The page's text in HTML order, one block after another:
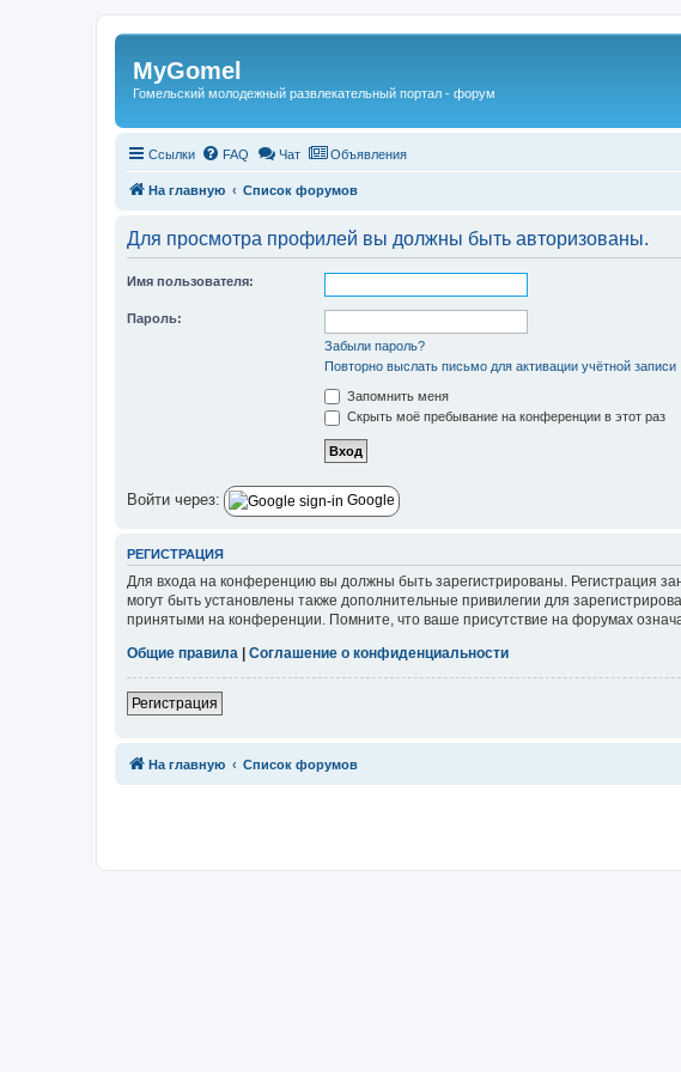
Регистрация
MyGomel
Гомельский молодежный развлекательный портал - форум
Ссылки FAQ Чат Объявления
На главную Список форумов
Для просмотра профилей вы должны быть авторизованы.
Имя пользователя:
Пароль:
Забыли пароль?
Повторно выслать письмо для активации учётной записи
Запомнить меня
Скрыть моё пребывание на конференции в этот раз
Войти через: Google
РЕГИСТРАЦИЯ
Для входа на конференцию вы должны быть зарегистрированы. Регистрация
могут быть установлены также дополнительные привилегии для
принятыми на конференции. Помните, что ваше присутствие на форумах
Общие правила
Соглашение о конфиденциальности
Регистрация
На главную Список форумов
Связаться с